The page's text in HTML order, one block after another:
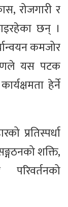
रोजगारी र
छन् ।
कमजोर
यस पटक
हेर्ने
प्रतिस्पर्धा
शक्ति,